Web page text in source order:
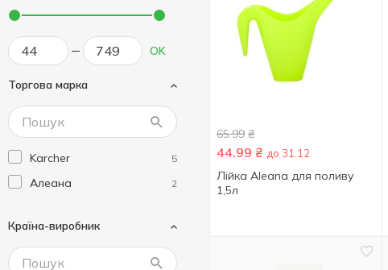
OK
Торгова марка
Karcher 5
Алеана 2
Країна-виробник
65.99 ₴
44.99 ₴ до 31.12
Лійка Aleana для поливу
1,5л